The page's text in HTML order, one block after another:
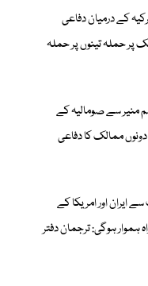
کے درمیان دفاعی
پر حملہ تینوں پر حملہ
منیر سے صومالیہ کے
دونوں ممالک کا دفاعی
سے ایران اور امریکا کے
ہموار ہوگی: ترجمان دفتر